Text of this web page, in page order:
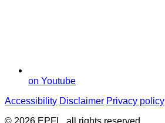
on Youtube
Accessibility Disclaimer Privacy policy